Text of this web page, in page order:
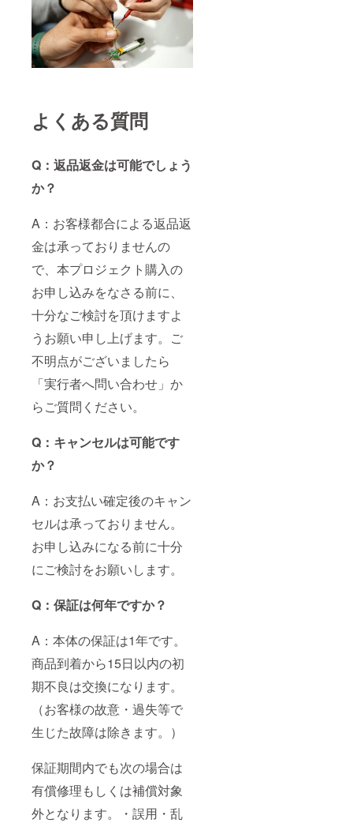
よくある質問
Q：返品返金は可能でしょう
か？
A：お客様都合による返品返
金は承っておりませんの
で、本プロジェクト購入の
お申し込みをなさる前に、
十分なご検討を頂けますよ
うお願い申し上げます。ご
不明点がございましたら
「実行者へ問い合わせ」か
らご質問ください。
Q：キャンセルは可能です
か？
A：お支払い確定後のキャン
セルは承っておりません。
お申し込みになる前に十分
にご検討をお願いします。
Q：保証は何年ですか？
A：本体の保証は1年です。
商品到着から15日以内の初
期不良は交換になります。
（お客様の故意・過失等で
生じた故障は除きます。）
保証期間内でも次の場合は
有償修理もしくは補償対象
外となります。・誤用・乱